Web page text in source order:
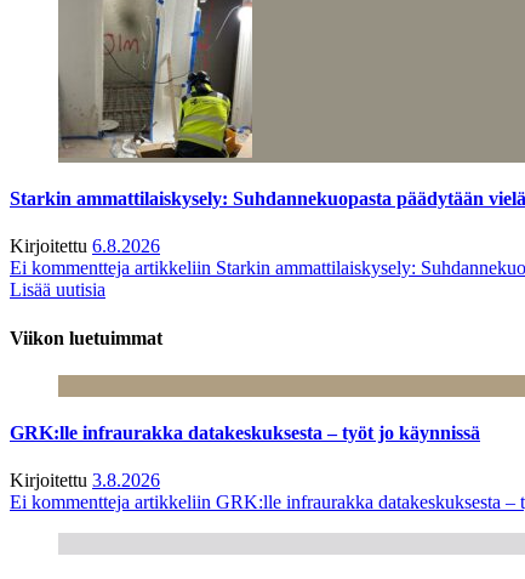
Starkin ammattilaiskysely: Suhdannekuopasta päädytään
Kirjoitettu 6.8.2026
Ei kommentteja artikkeliin Starkin ammattilaiskysely:
Lisää uutisia
Viikon luetuimmat
GRK:lle infraurakka datakeskuksesta – työt jo käynnissä
Kirjoitettu 3.8.2026
Ei kommentteja artikkeliin GRK:lle infraurakka datakeskuksesta –